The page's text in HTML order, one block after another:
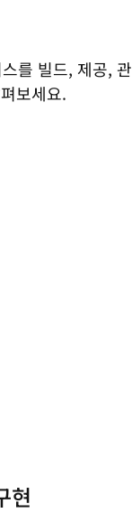
를 빌드, 제공, 관
보세요.
현